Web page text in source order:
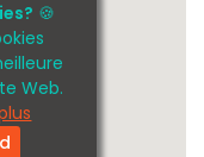
🍪
Web.